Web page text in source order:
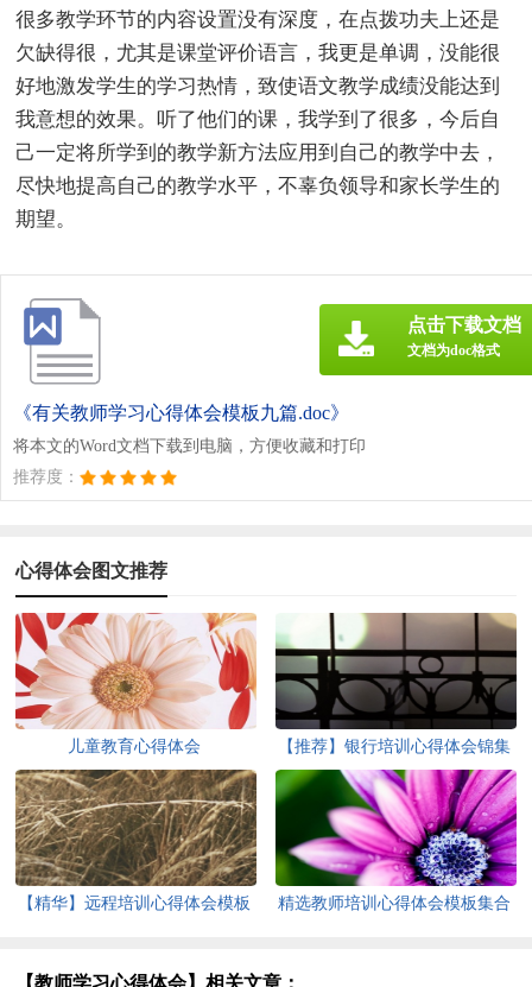
很多教学环节的内容设置没有深度，在点拨功夫上还是
欠缺得很，尤其是课堂评价语言，我更是单调，没能很
好地激发学生的学习热情，致使语文教学成绩没能达到
我意想的效果。听了他们的课，我学到了很多，今后自
己一定将所学到的教学新方法应用到自己的教学中去，
尽快地提高自己的教学水平，不辜负领导和家长学生的
期望。
《有关教师学习心得体会模板九篇.doc》
将本文的Word文档下载到电脑，方便收藏和打印
推荐度：
点击下载文档
文档为doc格式
心得体会图文推荐
儿童教育心得体会
【推荐】银行培训心得体会锦集
5篇
【精华】远程培训心得体会模板
精选教师培训心得体会模板集合
【教师学习心得体会】相关文章：